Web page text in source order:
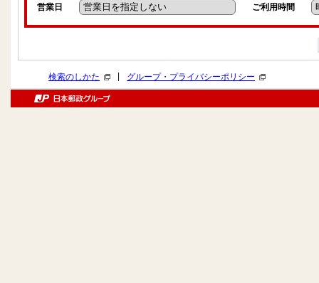
営業日 ご利用時間
検索のしかた グループ・プライバシーポリシー